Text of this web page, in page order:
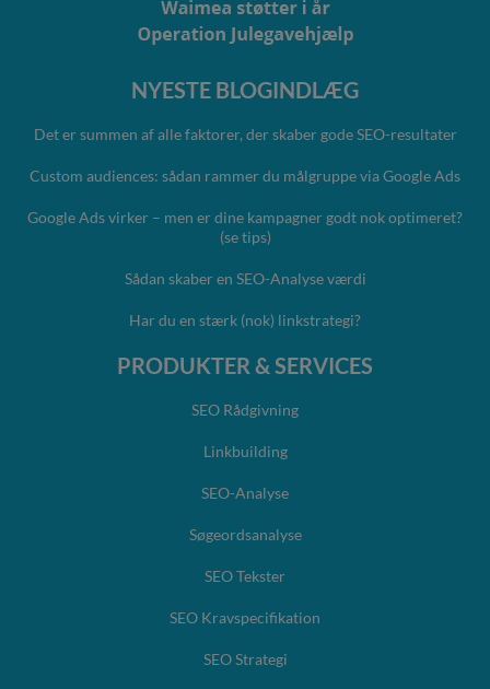
NYESTE BLOGINDLÆG
Det er summen af alle faktorer, der skaber gode SEO-resultater
Custom audiences: sådan rammer du målgruppe via Google Ads
Google Ads virker – men er dine kampagner godt nok optimeret?
(se tips)
Sådan skaber en SEO-Analyse værdi
Har du en stærk (nok) linkstrategi?
PRODUKTER & SERVICES
SEO Rådgivning
Linkbuilding
SEO-Analyse
Søgeordsanalyse
SEO Tekster
SEO Kravspecifikation
SEO Strategi